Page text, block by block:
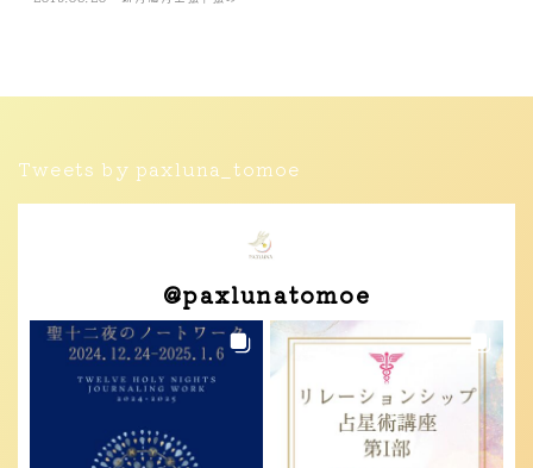
ランシングするとき
Tweets by paxluna_tomoe
@paxlunatomoe